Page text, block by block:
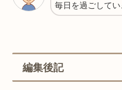
毎日を過ごしてい
編集後記